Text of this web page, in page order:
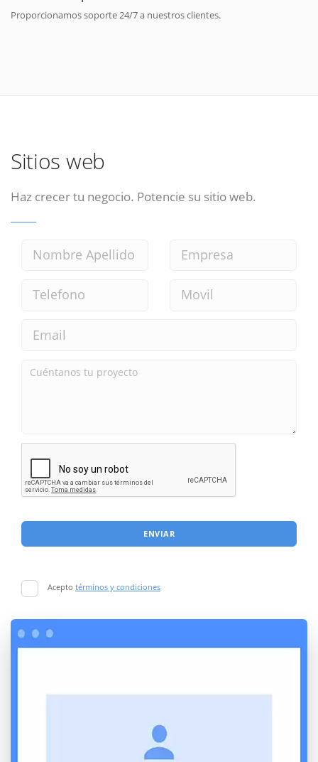
Proporcionamos soporte 24/7 a nuestros clientes.
Sitios web
Haz crecer tu negocio. Potencie su sitio web.
ENVIAR
Acepto términos y condiciones